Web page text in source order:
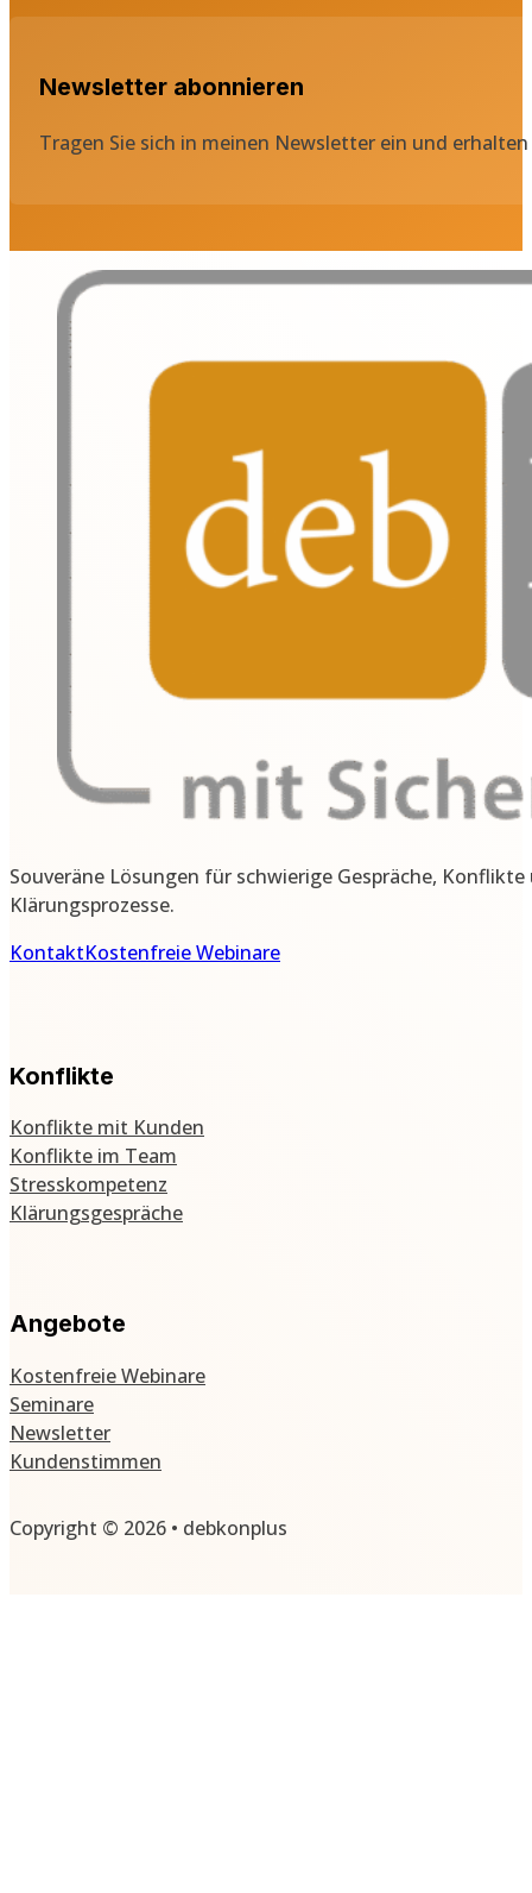
Newsletter abonnieren
Tragen Sie sich in meinen Newsletter ein und
Souveräne Lösungen für schwierige Gespräche, Konflikte
Klärungsprozesse.
KontaktKostenfreie Webinare
Konflikte
Konflikte mit Kunden
Konflikte im Team
Stresskompetenz
Klärungsgespräche
Angebote
Kostenfreie Webinare
Seminare
Newsletter
Kundenstimmen
Copyright © 2026 • debkonplus